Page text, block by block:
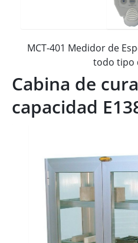
MCT-401 Medidor de
todo tipo
Cabina de
capacidad